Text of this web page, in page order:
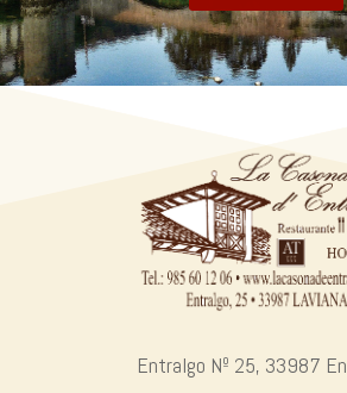
Entralgo Nº 25, 33987